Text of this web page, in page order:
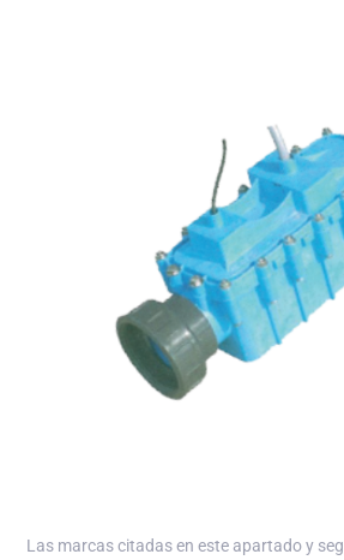
Las marcas citadas en este apartado y